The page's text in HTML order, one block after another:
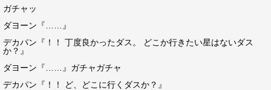
ガチャッ
ダヨーン『……』
デカパン『！！ 丁度良かったダス。 どこか行きたい星はないダス
か？』
ダヨーン『……』ガチャガチャ
デカパン『！！ ど、どこに行くダスか？』